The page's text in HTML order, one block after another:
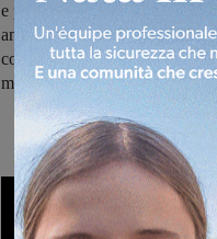
e propria analisi del
amministrativa e dall'apertura
comunale nei confronti dei
mancare".